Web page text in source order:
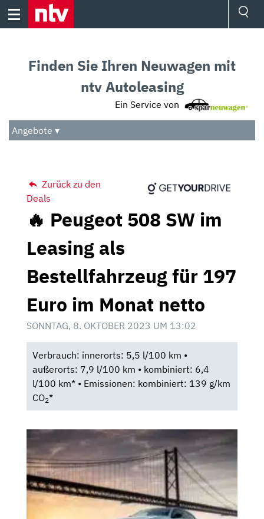
Skip
Audio
Das Beste
Finden Sie Ihren Neuwagen mit
ntv Autoleasing
Ein Service von
Angebote ▾
Zurück zu den
Deals
🔥 Peugeot 508 SW im
Leasing als
Bestellfahrzeug für 197
Euro im Monat netto
SONNTAG, 8. OKTOBER 2023 UM 13:02
Verbrauch: innerorts: 5,5 l/100 km •
außerorts: 7,9 l/100 km • kombiniert: 6,4
l/100 km* • Emissionen: kombiniert: 139 g/km
CO2*